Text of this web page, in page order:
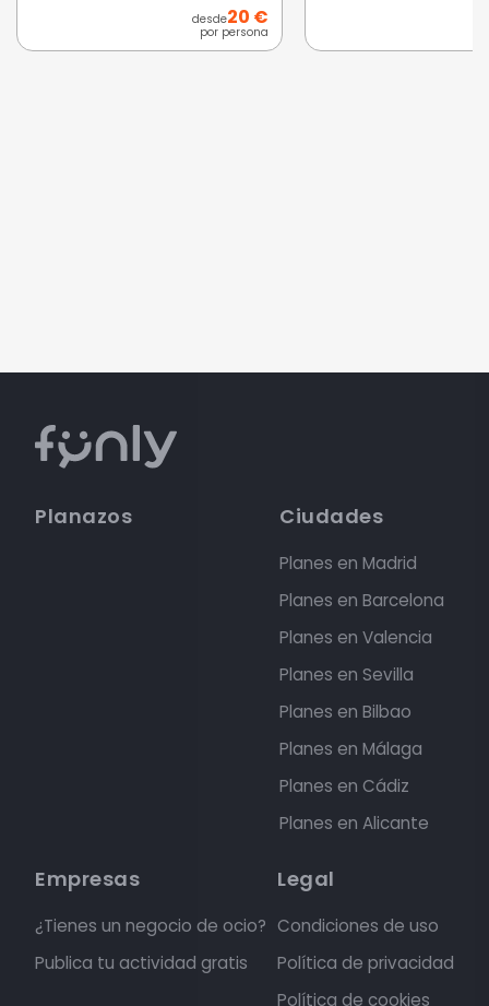
desde20 €
por persona
Planazos Ciudades
Planes en Madrid
Planes en Barcelona
Planes en Valencia
Planes en Sevilla
Planes en Bilbao
Planes en Málaga
Planes en Cádiz
Planes en Alicante
Empresas
¿Tienes un negocio de ocio?
Publica tu actividad gratis
Legal
Condiciones de uso
Política de privacidad
Política de cookies